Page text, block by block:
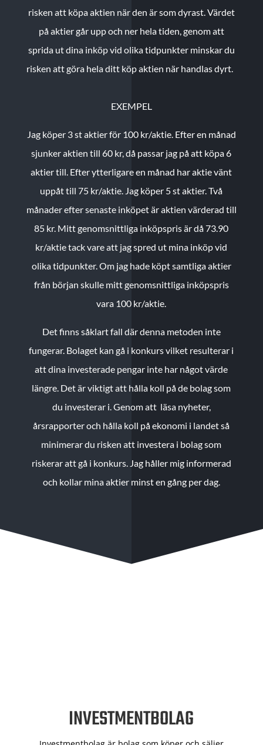
risken att köpa aktien när den är som dyrast. Värdet
på aktier går upp och ner hela tiden, genom att
sprida ut dina inköp vid olika tidpunkter minskar du
risken att göra hela ditt köp aktien när handlas dyrt.
EXEMPEL
Jag köper 3 st aktier för 100 kr/aktie. Efter en månad
sjunker aktien till 60 kr, då passar jag på att köpa 6
aktier till. Efter ytterligare en månad har aktie vänt
uppåt till 75 kr/aktie. Jag köper 5 st aktier.Två
månader efter senaste inköpet är aktien värderad till
85 kr. Mitt genomsnittliga inköpspris är då 73.90
kr/aktie tack vare att jag spred ut mina inköp vid
olika tidpunkter. Om jag hade köpt samtliga aktier
från början skulle mitt genomsnittliga inköpspris
vara 100 kr/aktie.
Det finns såklart fall där denna metoden inte
fungerar. Bolaget kan gå i konkurs vilket resulterar i
att dina investerade pengar inte har något värde
längre. Det är viktigt att hålla koll på de bolag som
du investerar i. Genom att läsa nyheter,
årsrapporter och hålla koll på ekonomi i landet så
minimerar du risken att investera i bolag som
riskerar att gå i konkurs. Jag håller mig informerad
och kollar mina aktier minst en gång per dag.
INVESTMENTBOLAG